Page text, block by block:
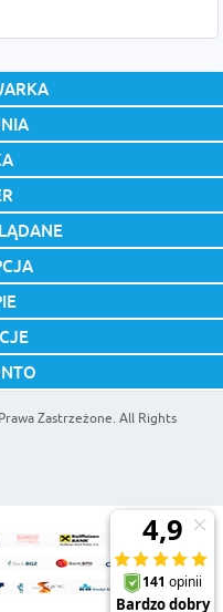
Zastrzeżone. All Rights